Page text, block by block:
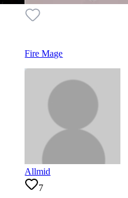
Fire Mage
Allmid
7